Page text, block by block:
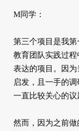
M同学：
第三个项目是我
教育团队实践过程
表达的项目。因
启发，且一手的
一直比较关心的议
然而，因为之前